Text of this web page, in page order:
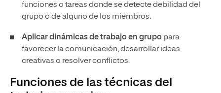
funciones o tareas donde se detecte debilidad del
grupo o de alguno de los miembros.
Aplicar dinámicas de trabajo en grupo para
favorecer la comunicación, desarrollar ideas
creativas o resolver conflictos.
Funciones de las técnicas del